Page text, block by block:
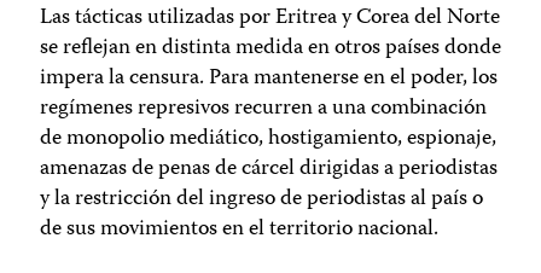
Las tácticas utilizadas por Eritrea y Corea del Norte
se reflejan en distinta medida en otros países donde
impera la censura. Para mantenerse en el poder, los
regímenes represivos recurren a una combinación
de monopolio mediático, hostigamiento, espionaje,
amenazas de penas de cárcel dirigidas a periodistas
y la restricción del ingreso de periodistas al país o
de sus movimientos en el territorio nacional.